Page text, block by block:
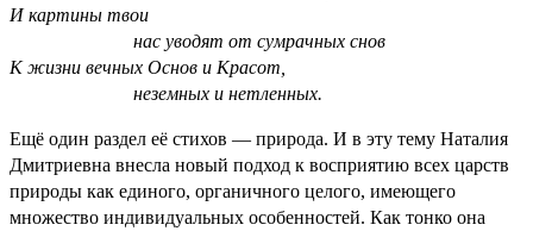
И картины твои
нас уводят от сумрачных снов
К жизни вечных Основ и Красот,
неземных и нетленных.
Ещё один раздел её стихов — природа. И в эту тему Наталия
Дмитриевна внесла новый подход к восприятию всех царств
природы как единого, органичного целого, имеющего
множество индивидуальных особенностей. Как тонко она